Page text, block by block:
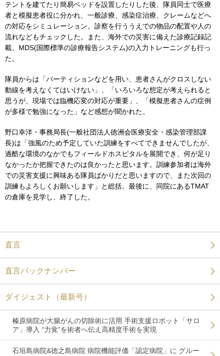
テントを建てたり簡易ベッドを設置したりした後、隊員同士で医療
者と模擬患者役に分かれ、一般診療、感染症治療、クレームなどへ
の対応をシミュレーション。診察を行ううえでの物品の配置や人の
流れなどもチェックした。また、海外での災害に備えた診療記録記
載、MDS(国際標準の診療報告システム)の入力トレーニングも行っ
た。
隊員からは「パーティションなどを用い、患者さんがクロスしない
動線を考えなくてはいけない」、「いろいろな想定が考えられると
思うが、現場では臨機応変の対応が重要」、「模擬患者さんの症例
が多様で勉強になった」など感想が聞かれた。
野口幸洋・事務局長(一般社団法人徳洲会医療安全・感染管理部課
長)は「強風のため予定していた訓練をすべてできませんでしたが、
過酷な環境のなかでもフィールドホスピタルを展開でき、何が足り
なかったか把握できたのは良かったと思います。訓練参加者は海外
での災害支援に興味ある隊員ばかりだと思いますので、また次回の
訓練もよろしくお願いします」と総括。最後に、同院にあるTMAT
の倉庫を見学し、終了した。
直言
直言バックナンバー
ダイジェスト（最新号）
榛原病院が大腸がんの切除術に活用 手術支援ロボット「サロ
ア」導入 “力覚”を術者へ伝え高精度手術を実現
石垣島病院&徳之島病院 病院機能評価「認定病院」に グルー